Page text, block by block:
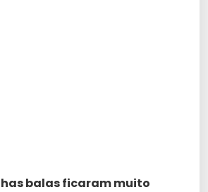
balas ficaram muito